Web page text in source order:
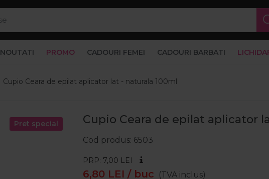
NOUTATI PROMO CADOURI FEMEI CADOURI BARBATI
Cupio Ceara de epilat aplicator lat - naturala 100ml
Pret special Cupio Ceara de epilat aplicator
Cod produs 6503
PRP: 7,00 LEI
6,80 LEI / buc (TVA inclus)